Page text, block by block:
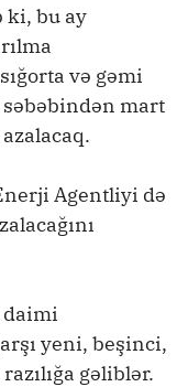
ki, bu ay
və gəmi
mart
Agentliyi də
yeni, beşinci,
gəliblər.